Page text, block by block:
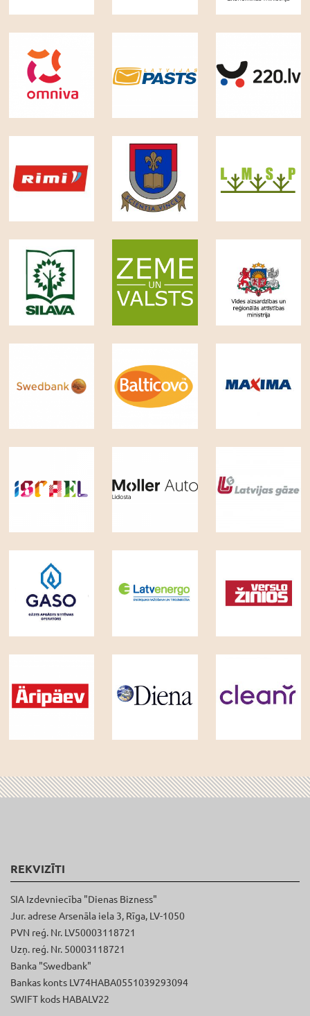
REKVIZĪTI
SIA Izdevniecība "Dienas Bizness"
Jur. adrese Arsenāla iela 3, Rīga, LV-1050
PVN reģ. Nr. LV50003118721
Uzņ. reģ. Nr. 50003118721
Banka "Swedbank"
Bankas konts LV74HABA0551039293094
SWIFT kods HABALV22